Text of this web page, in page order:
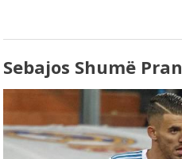
Sebajos Shumë